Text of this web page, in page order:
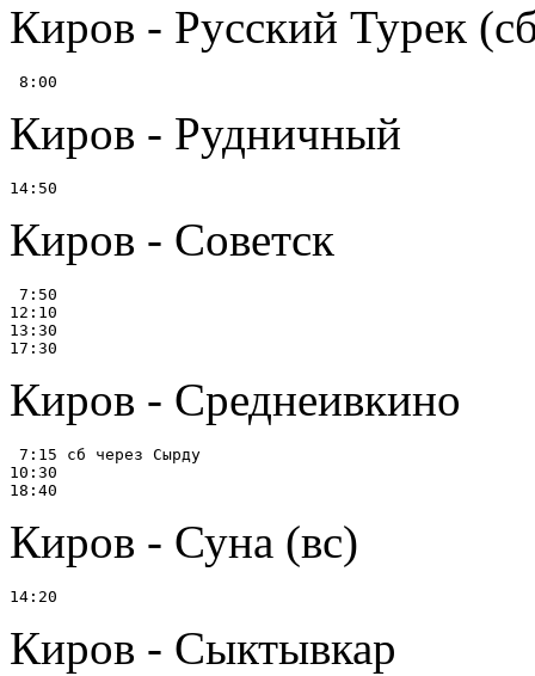
Киров - Русский Турек
Киров - Рудничный
Киров - Советск
7:50
12:10
13:30
Киров - Среднеивкино
7:15 сб через Сырду
10:30
Киров - Суна (вс)
Киров - Сыктывкар